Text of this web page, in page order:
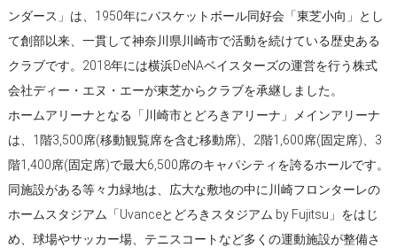
ンダース」は、1950年にバスケットボール同好会「東芝小向」とし
て創部以来、一貫して神奈川県川崎市で活動を続けている歴史ある
クラブです。2018年には横浜DeNAベイスターズの運営を行う株式
会社ディー・エヌ・エーが東芝からクラブを承継しました。
ホームアリーナとなる「川崎市とどろきアリーナ」メインアリーナ
は、1階3,500席(移動観覧席を含む移動席)、2階1,600席(固定席)、3
階1,400席(固定席)で最大6,500席のキャパシティを誇るホールです。
同施設がある等々力緑地は、広大な敷地の中に川崎フロンターレの
ホームスタジアム「Uvanceとどろきスタジアム by Fujitsu」をはじ
め、球場やサッカー場、テニスコートなど多くの運動施設が整備さ